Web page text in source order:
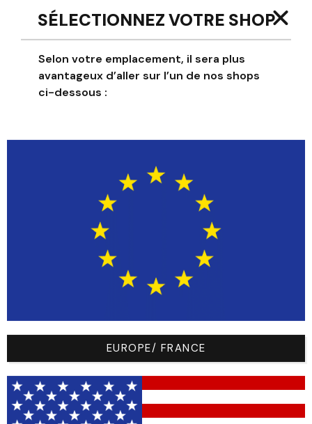
+
Ajouter au panier
NOLOGO ByYou
Pantalon Racer
Personnalisé
https://api.kitbuilder.co.uk/api/quoteimage/dae2f3
cc-7571-44f8-b71d-e54c461700c5.svg?
distributorId=141554126
Black (█#1a1a1a)
false
White (█#ffffff)
SÉLECTIONNEZ VOTRE SHOP
Selon votre emplacement, il sera plus
avantageux d’aller sur l’un de nos shops
ci-dessous :
EUROPE/ FRANCE